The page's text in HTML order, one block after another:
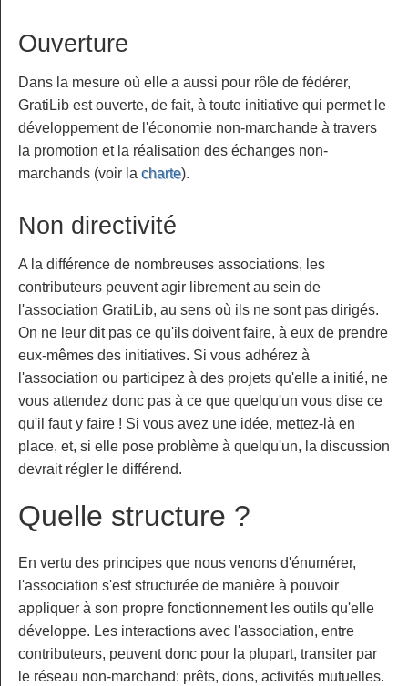
Ouverture
Dans la mesure où elle a aussi pour rôle de fédérer,
GratiLib est ouverte, de fait, à toute initiative qui permet le
développement de l'économie non-marchande à travers
la promotion et la réalisation des échanges non-
marchands (voir la charte).
Non directivité
A la différence de nombreuses associations, les
contributeurs peuvent agir librement au sein de
l'association GratiLib, au sens où ils ne sont pas dirigés.
On ne leur dit pas ce qu'ils doivent faire, à eux de prendre
eux-mêmes des initiatives. Si vous adhérez à
l'association ou participez à des projets qu'elle a initié, ne
vous attendez donc pas à ce que quelqu'un vous dise ce
qu'il faut y faire ! Si vous avez une idée, mettez-là en
place, et, si elle pose problème à quelqu'un, la discussion
devrait régler le différend.
Quelle structure ?
En vertu des principes que nous venons d'énumérer,
l'association s'est structurée de manière à pouvoir
appliquer à son propre fonctionnement les outils qu'elle
développe. Les interactions avec l'association, entre
contributeurs, peuvent donc pour la plupart, transiter par
le réseau non-marchand: prêts, dons, activités mutuelles.